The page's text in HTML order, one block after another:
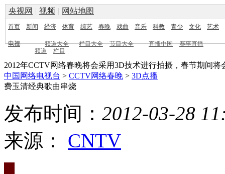
央视网 | 视频 | 网站地图
首页 新闻 经济 体育 综艺 春晚 戏曲 音乐 科教 青少 文化 艺术
电视 频道大全 栏目大全 节目大全 直播中国
赛事直播
频道
栏目
2012年CCTV网络春晚将会采用3D技术进行拍摄，春节期间
中国网络电视台 > CCTV网络春晚 > 3D点播
费玉清经典歌曲串烧
发布时间： 2012-03-28
来源： CNTV